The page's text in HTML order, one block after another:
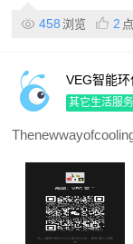
458 浏览 2
VEG智能环
其它生活服务